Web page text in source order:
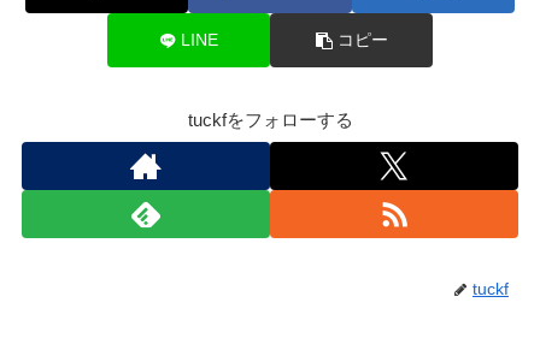
LINE コピー
tuckfをフォローする
tuckf